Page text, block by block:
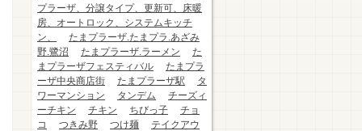
プラーザ、分譲タイプ、更新可、床暖
房、オートロック、システムキッチ
ン、
たまプラーザ.たまプラ.あざみ
野.鷺沼
たまプラーザ.ラーメン
た
まプラーザフェスティバル
たまプラ
ーザ中央商店街
たまプラーザ駅
タ
ワーマンション
タンデム
チーズィ
ーチキン
チキン ちびっ子
チョ
コ
つきみ野 つけ麺
テイクアウ